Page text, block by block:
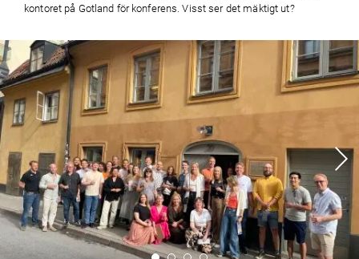
kontoret på Gotland för konferens. Visst ser det mäktigt ut?